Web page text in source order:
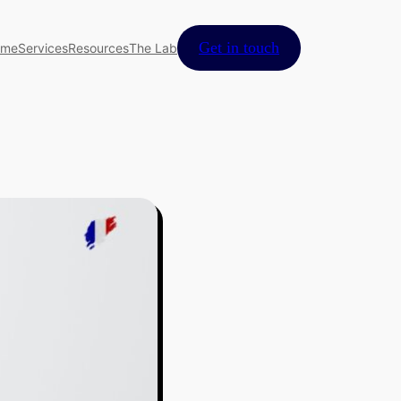
ServicesResourcesThe Lab Get in touch